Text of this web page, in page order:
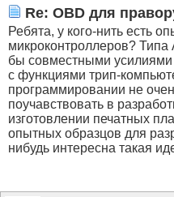
Re: OBD для
Ребята, у кого-нить есть
микроконтроллеров?
бы совместными усилиями
с функциями трип-
программировании не
поучавствовать в
изготовлении печатных
опытных образцов для
нибудь интересна такая